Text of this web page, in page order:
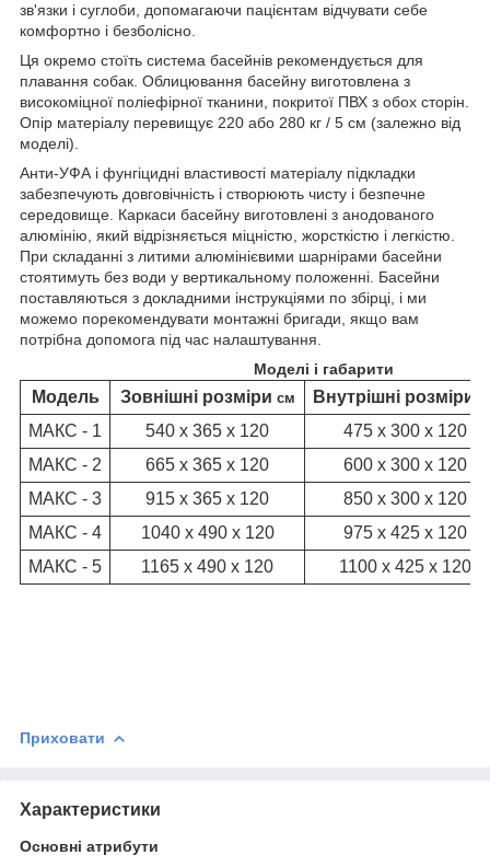
зв'язки і суглоби, допомагаючи пацієнтам відчувати себе
комфортно і безболісно.
Ця окремо стоїть система басейнів рекомендується для
плавання собак. Облицювання басейну виготовлена з
високоміцної поліефірної тканини, покритої ПВХ з обох сторін.
Опір матеріалу перевищує 220 або 280 кг / 5 см (залежно від
моделі).
Анти-УФА і фунгіцидні властивості матеріалу підкладки
забезпечують довговічність і створюють чисту і безпечне
середовище. Каркаси басейну виготовлені з анодованого
алюмінію, який відрізняється міцністю, жорсткістю і легкістю.
При складанні з литими алюмінієвими шарнірами басейни
стоятимуть без води у вертикальному положенні. Басейни
поставляються з докладними інструкціями по збірці, і ми
можемо порекомендувати монтажні бригади, якщо вам
потрібна допомога під час налаштування.
Моделі і габарити
Модель Зовнішні розміри см Внутрішні розміри
МАКС - 1 540 х 365 х 120
475 х 300 х 120
МАКС - 2
665 х 365 х 120
600 х 300 х 120
МАКС - 3
915 х 365 х 120
850 х 300 х 120
МАКС - 4
1040 х 490 х 120
975 х 425 х 120
МАКС - 5
1165 х 490 х 120 1100 х 425 х 120
Приховати
Характеристики
Основні атрибути